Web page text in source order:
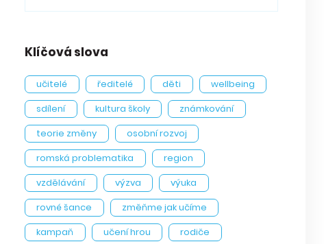
Klíčová slova
učitelé ředitelé děti
wellbeing
sdílení
kultura školy
známkování
teorie změny
osobní rozvoj
romská problematika
region
vzdělávání
výzva
výuka
rovné šance
změňme jak učíme
kampaň
učení hrou
rodiče